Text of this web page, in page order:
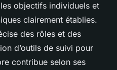
objectifs individuels et
clairement établies.
des rôles et des
d’outils de suivi pour
contribue selon ses